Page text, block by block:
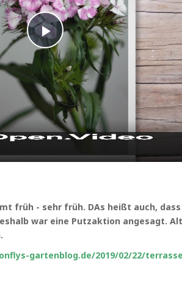
Play
Video
früh - sehr früh. DAs heißt auch,
war eine Putzaktion angesagt.
gartenblog.de/2019/02/22/